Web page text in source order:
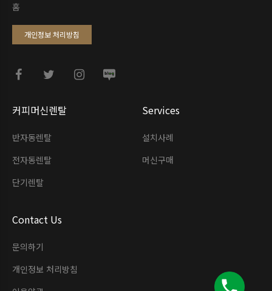
커피머신렌탈
반자동렌탈
전자동렌탈
단기렌탈
Services
설치사례
머신구매
Contact Us
문의하기
개인정보 처리방침
홈
개인정보 처리방침